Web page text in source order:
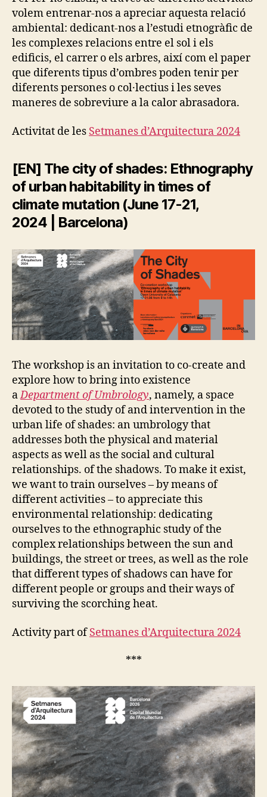
M
Y
O
F
C
R
E
R
L
R
I
N
G
E
N
U
N
C
O
M
M
O
I
N
G
U
R
B
A
A
N
P
E
R
S
O
N
A
L
D
E
V
I
E
volem entrenar-nos a apreciar aquesta relació
ambiental: dedicant-nos a l’estudi etnogràfic de
les complexes relacions entre el sol i els
edificis, el carrer o els arbres, així com el paper
que diferents tipus d’ombres poden tenir per
diferents persones o col·lectius i les seves
maneres de sobreviure a la calor abrasadora.
Activitat de les Setmanes d’Arquitectura 2024
[EN] The city of shades: Ethnography
of urban habitability in times of
climate mutation (June 17-21,
2024 | Barcelona)
The workshop is an invitation to co-create and
explore how to bring into existence
aDepartment of Umbrology, namely, a space
devoted to the study of and intervention in the
urban life of shades: an umbrology that
addresses both the physical and material
aspects as well as the social and cultural
relationships. of the shadows. To make it exist,
we want to train ourselves – by means of
different activities – to appreciate this
environmental relationship: dedicating
ourselves to the ethnographic study of the
complex relationships between the sun and
buildings, the street or trees, as well as the role
that different types of shadows can have for
different people or groups and their ways of
surviving the scorching heat.
Activity part ofSetmanes d’Arquitectura 2024
***